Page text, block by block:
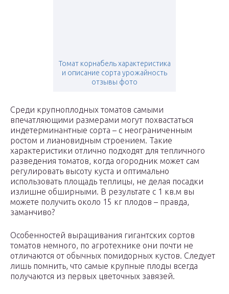
Томат корнабель характеристика
и описание сорта урожайность
отзывы фото
Среди крупноплодных томатов самыми
впечатляющими размерами могут похвастаться
индетерминантные сорта – с неограниченным
ростом и лиановидным строением. Такие
характеристики отлично подходят для тепличного
разведения томатов, когда огородник может сам
регулировать высоту куста и оптимально
использовать площадь теплицы, не делая посадки
излишне обширными. В результате с 1 кв.м вы
можете получить около 15 кг плодов – правда,
заманчиво?
Особенностей выращивания гигантских сортов
томатов немного, по агротехнике они почти не
отличаются от обычных помидорных кустов. Следует
лишь помнить, что самые крупные плоды всегда
получаются из первых цветочных завязей.